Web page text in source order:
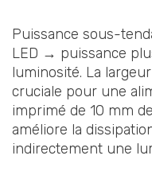
Puissance sous-
LED → puissance
luminosité. La
cruciale pour une
imprimé de 10 mm
améliore la
indirectement une